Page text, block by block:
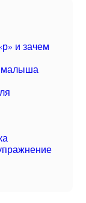
и зачем
малыша